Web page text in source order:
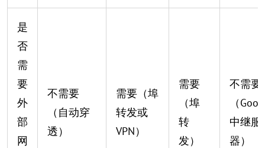
是
否
需
要
外
部
网
不需要
（自动穿
透）
需要（埠
转发或
VPN）
需要
（埠
转
发）
不需要
（
中继服
器）